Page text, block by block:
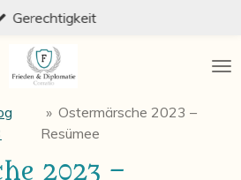
Herz & Verstand
» Ostermärsche 2023 –
Resümee
2023 –